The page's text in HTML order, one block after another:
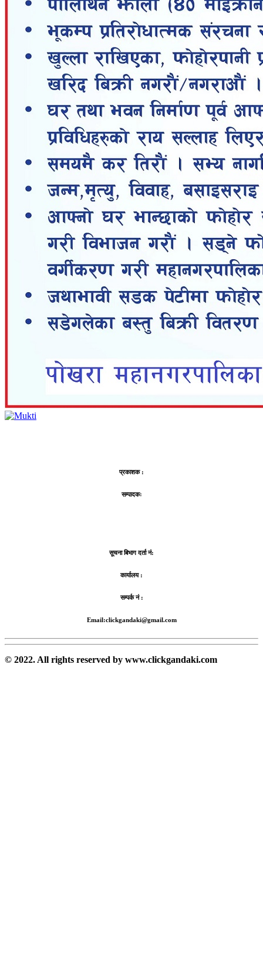
प्रकाशक :
सम्पादकः
सूचना बिभाग दर्ता नं:
कार्यालय :
सम्पर्क नं :
Email:clickgandaki@gmail.com
© 2022. All rights reserved by www.clickgandaki.com